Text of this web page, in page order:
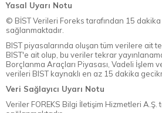
Yasal Uyarı Notu
© BİST Verileri Foreks tarafından 15
sağlanmaktadır.
BIST piyasalarında oluşan tüm verilere ait
BIST'e ait olup, bu veriler tekrar
Borçlanma Araçları Piyasası, Vadeli İşlem
verileri BIST kaynaklı en az 15 dakika
Veri Sağlayıcı Uyarı Notu
Veriler FOREKS Bilgi İletişim Hizmetleri A.Ş.